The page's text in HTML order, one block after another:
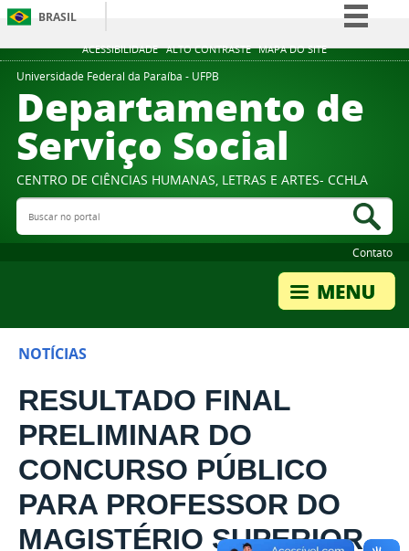
ACESSIBILIDADE ALTO CONTRASTE MAPA DO SITE
BRASIL
Simplifique!
Participe
Acesso à informação
Legislação
Universidade Federal da Paraíba - UFPB
Departamento de
Serviço Social
CENTRO DE CIÊNCIAS HUMANAS, LETRAS E ARTES- CCHLA
Buscar no portal
Contato
NOTÍCIAS
RESULTADO FINAL
PRELIMINAR DO
CONCURSO PÚBLICO
PARA PROFESSOR DO
MAGISTÉRIO SUPERIOR